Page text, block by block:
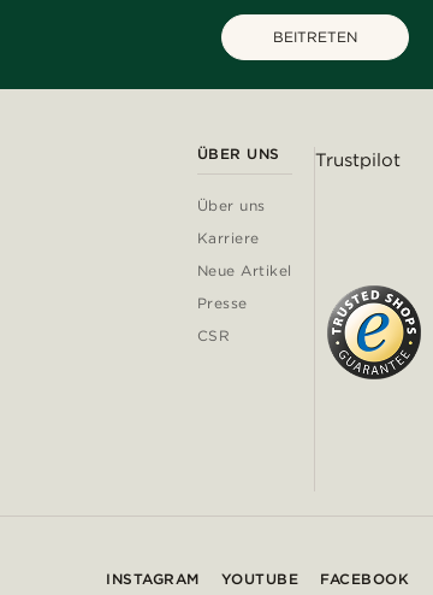
BEITRETEN
ÜBER UNS
Über uns
Karriere
Neue Artikel
Presse
CSR
Trustpilot
INSTAGRAM YOUTUBE FACEBOOK